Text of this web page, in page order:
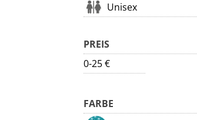
Unisex
PREIS
0-25 €
FARBE